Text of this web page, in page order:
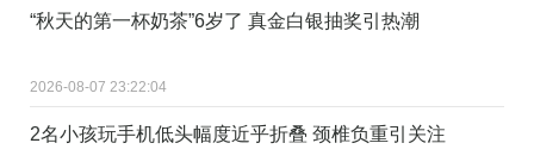
“秋天的第一杯奶茶”6岁了 真金白银抽奖引热潮
2026-08-07 23:22:04
2名小孩玩手机低头幅度近乎折叠 颈椎负重引关注